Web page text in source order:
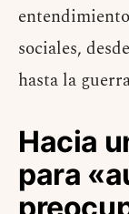
sociales,
hasta la
Hacia
para